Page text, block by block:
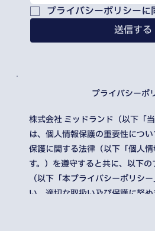
プライバシーポリシーに
送信する
プライバシーポ
株式会社 ミッドランド（以下「当
は、個人情報保護の重要性につ
保護に関する法律（以下「個人
す。）を遵守すると共に、以下
（以下「本プライバシーポリシ
い、適切な取扱い及び保護に努